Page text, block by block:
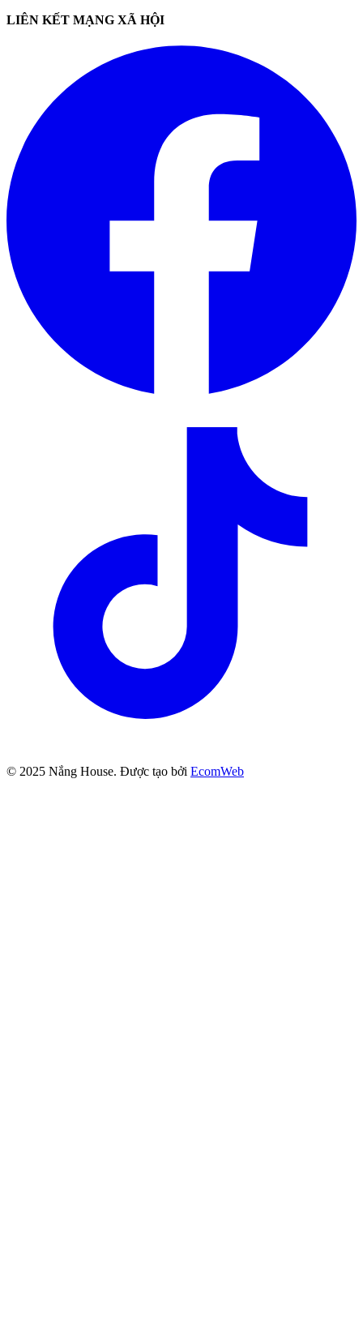
LIÊN KẾT MẠNG XÃ HỘI
© 2025 Nắng House. Được tạo bởi EcomWeb